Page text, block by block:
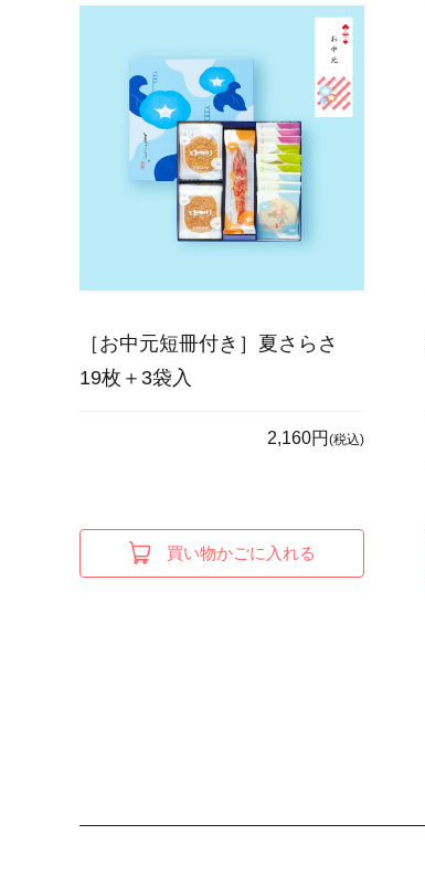
［お中元短冊付き］夏さらさ
19枚＋3袋入
2,160円 (税込)
買い物かごに入れる